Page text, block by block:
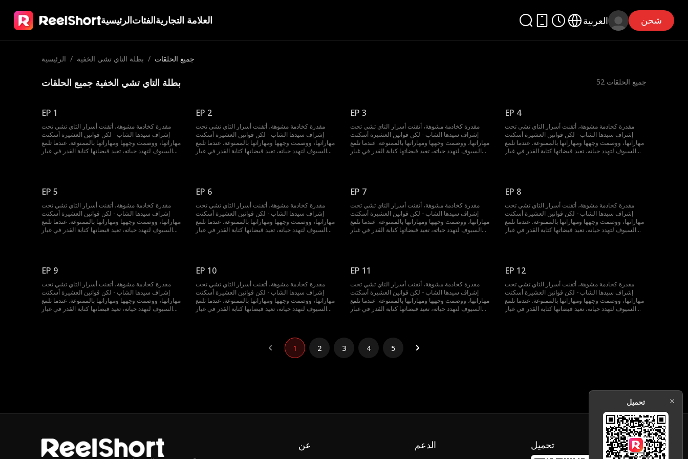
الرئيسيةالفئاتالعلامة التجارية العربية شحن
الرئيسية / بطلة التاي تشي الخفية / جميع الحلقات
بطلة التاي تشي الخفية جميع الحلقات 52 جميع الحلقات
EP 1
مقدرة كخادمة مشوهة، أتقنت أسرار التاي تشي تحت
إشراف سيدها الشاب - لكن قوانين العشيرة أسكتت
مهاراتها، ووصمت وجهها ومهاراتها بالممنوعة. عندما تلمع
السيوف لتهدد حياته، تعيد قبضاتها كتابة القدر في غبار
EP 2
مقدرة كخادمة مشوهة، أتقنت أسرار التاي تشي تحت
إشراف سيدها الشاب - لكن قوانين العشيرة أسكتت
مهاراتها، ووصمت وجهها ومهاراتها بالممنوعة. عندما تلمع
السيوف لتهدد حياته، تعيد قبضاتها كتابة القدر في غبار
EP 3
مقدرة كخادمة مشوهة، أتقنت أسرار التاي تشي تحت
إشراف سيدها الشاب - لكن قوانين العشيرة أسكتت
مهاراتها، ووصمت وجهها ومهاراتها بالممنوعة. عندما تلمع
السيوف لتهدد حياته، تعيد قبضاتها كتابة القدر في غبار
EP 4
مقدرة كخادمة مشوهة، أتقنت أسرار التاي تشي تحت
إشراف سيدها الشاب - لكن قوانين العشيرة أسكتت
مهاراتها، ووصمت وجهها ومهاراتها بالممنوعة. عندما تلمع
السيوف لتهدد حياته، تعيد قبضاتها كتابة القدر في غبار
EP 5
مقدرة كخادمة مشوهة، أتقنت أسرار التاي تشي تحت
إشراف سيدها الشاب - لكن قوانين العشيرة أسكتت
مهاراتها، ووصمت وجهها ومهاراتها بالممنوعة. عندما تلمع
السيوف لتهدد حياته، تعيد قبضاتها كتابة القدر في غبار
EP 6
مقدرة كخادمة مشوهة، أتقنت أسرار التاي تشي تحت
إشراف سيدها الشاب - لكن قوانين العشيرة أسكتت
مهاراتها، ووصمت وجهها ومهاراتها بالممنوعة. عندما تلمع
السيوف لتهدد حياته، تعيد قبضاتها كتابة القدر في غبار
EP 7
مقدرة كخادمة مشوهة، أتقنت أسرار التاي تشي تحت
إشراف سيدها الشاب - لكن قوانين العشيرة أسكتت
مهاراتها، ووصمت وجهها ومهاراتها بالممنوعة. عندما تلمع
السيوف لتهدد حياته، تعيد قبضاتها كتابة القدر في غبار
EP 8
مقدرة كخادمة مشوهة، أتقنت أسرار التاي تشي تحت
إشراف سيدها الشاب - لكن قوانين العشيرة أسكتت
مهاراتها، ووصمت وجهها ومهاراتها بالممنوعة. عندما تلمع
السيوف لتهدد حياته، تعيد قبضاتها كتابة القدر في غبار
EP 9
مقدرة كخادمة مشوهة، أتقنت أسرار التاي تشي تحت
إشراف سيدها الشاب - لكن قوانين العشيرة أسكتت
مهاراتها، ووصمت وجهها ومهاراتها بالممنوعة. عندما تلمع
السيوف لتهدد حياته، تعيد قبضاتها كتابة القدر في غبار
EP 10
مقدرة كخادمة مشوهة، أتقنت أسرار التاي تشي تحت
إشراف سيدها الشاب - لكن قوانين العشيرة أسكتت
مهاراتها، ووصمت وجهها ومهاراتها بالممنوعة. عندما تلمع
السيوف لتهدد حياته، تعيد قبضاتها كتابة القدر في غبار
EP 11
مقدرة كخادمة مشوهة، أتقنت أسرار التاي تشي تحت
إشراف سيدها الشاب - لكن قوانين العشيرة أسكتت
مهاراتها، ووصمت وجهها ومهاراتها بالممنوعة. عندما تلمع
السيوف لتهدد حياته، تعيد قبضاتها كتابة القدر في غبار
EP 12
مقدرة كخادمة مشوهة، أتقنت أسرار التاي تشي تحت
إشراف سيدها الشاب - لكن قوانين العشيرة أسكتت
مهاراتها، ووصمت وجهها ومهاراتها بالممنوعة. عندما تلمع
السيوف لتهدد حياته، تعيد قبضاتها كتابة القدر في غبار
1 2 3 4 5
عن الدعم تحميل
تحميل